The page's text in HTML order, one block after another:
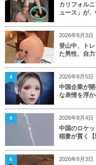
カリフォル
ュース」が
2026年8月3日
登山中、ト
た男性、自
3
2026年8月5日
中国企業が
な表情を浮か
4
2026年8月4日
中国のロケ
稲妻が貫く【
5
2026年8月3日
6